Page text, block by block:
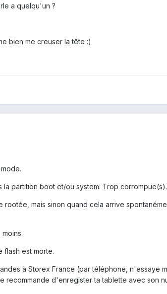
a quelqu'un ?
bien me creuser la tête :)
partition boot et/ou system. Trop corrompue(s).
mais sinon quand cela arrive
flash est morte.
à Storex France (par téléphone, n'essaye
d'enregister ta tablette avec son